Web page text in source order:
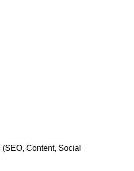
Content, Social